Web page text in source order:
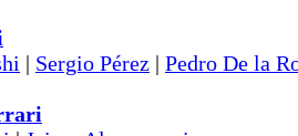
| Sergio Pérez | Pedro De la